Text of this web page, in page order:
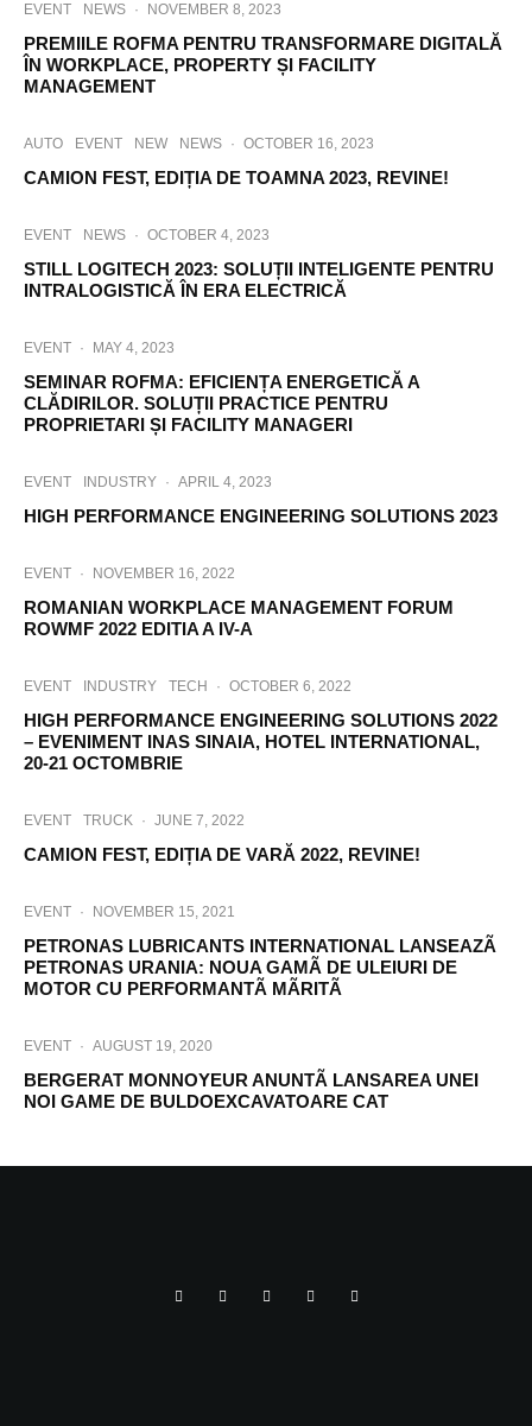
EVENT NEWS · NOVEMBER 8, 2023
PREMIILE ROFMA PENTRU TRANSFORMARE DIGITALĂ
ÎN WORKPLACE, PROPERTY ȘI FACILITY
MANAGEMENT
AUTO EVENT NEW NEWS · OCTOBER 16, 2023
CAMION FEST, EDIȚIA DE TOAMNA 2023, REVINE!
EVENT NEWS · OCTOBER 4, 2023
STILL LOGITECH 2023: SOLUȚII INTELIGENTE PENTRU
INTRALOGISTICĂ ÎN ERA ELECTRICĂ
EVENT · MAY 4, 2023
SEMINAR ROFMA: EFICIENȚA ENERGETICĂ A
CLĂDIRILOR. SOLUȚII PRACTICE PENTRU
PROPRIETARI ȘI FACILITY MANAGERI
EVENT INDUSTRY · APRIL 4, 2023
HIGH PERFORMANCE ENGINEERING SOLUTIONS 2023
EVENT · NOVEMBER 16, 2022
ROMANIAN WORKPLACE MANAGEMENT FORUM
ROWMF 2022 EDITIA A IV-A
EVENT INDUSTRY TECH · OCTOBER 6, 2022
HIGH PERFORMANCE ENGINEERING SOLUTIONS 2022
– EVENIMENT INAS SINAIA, HOTEL INTERNATIONAL,
20-21 OCTOMBRIE
EVENT TRUCK · JUNE 7, 2022
CAMION FEST, EDIȚIA DE VARĂ 2022, REVINE!
EVENT · NOVEMBER 15, 2021
PETRONAS LUBRICANTS INTERNATIONAL LANSEAZÃ
PETRONAS URANIA: NOUA GAMÃ DE ULEIURI DE
MOTOR CU PERFORMANTÃ MÃRITÃ
EVENT · AUGUST 19, 2020
BERGERAT MONNOYEUR ANUNTÃ LANSAREA UNEI
NOI GAME DE BULDOEXCAVATOARE CAT